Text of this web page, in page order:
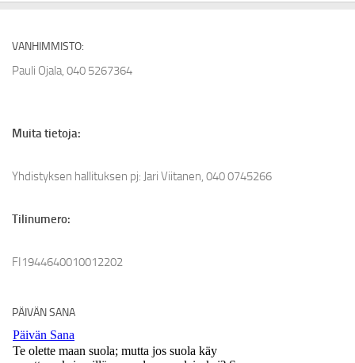
VANHIMMISTO:
Pauli Ojala, 040 5267364
Muita tietoja:
Yhdistyksen hallituksen pj: Jari Viitanen, 040 0745266
Tilinumero:
FI1944640010012202
PÄIVÄN SANA